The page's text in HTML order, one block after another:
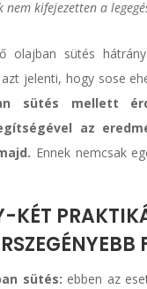
kifejezetten a
sütés
jelenti, hogy sose
sütés mellett
az
Ennek nemcsak
KÉT
sütés: ebben az